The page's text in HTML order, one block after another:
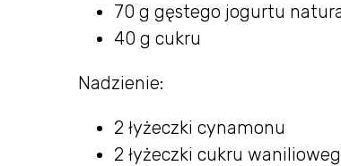
70 g gęstego jogurtu
40 g cukru
Nadzienie:
2 łyżeczki cynamonu
2 łyżeczki cukru